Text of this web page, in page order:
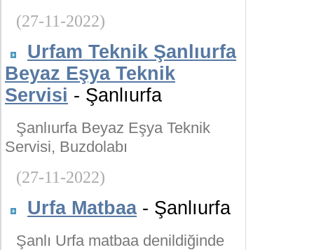
(27-11-2022)
Urfam Teknik Şanlıurfa
Beyaz Eşya Teknik
Servisi - Şanlıurfa
Şanlıurfa Beyaz Eşya Teknik
Servisi, Buzdolabı
(27-11-2022)
Urfa Matbaa- Şanlıurfa
Şanlı Urfa matbaa denildiğinde